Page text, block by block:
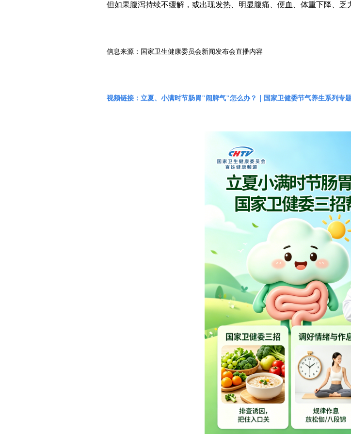
但如果腹泻持续不缓解，或出现发热、明显腹痛、便血、体重下降、乏
信息来源：国家卫生健康委员会新闻发布会直播内容
视频链接： 立夏、小满时节肠胃"闹脾气"怎么办？｜国家卫健委节气养生系列专